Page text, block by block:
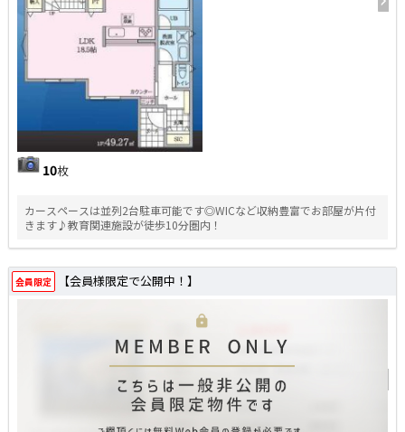
10枚
カースペースは並列2台駐車可能です◎WICなど収納豊富でお部屋が片付
きます♪教育関連施設が徒歩10分圏内！
会員限定 【会員様限定で公開中！】